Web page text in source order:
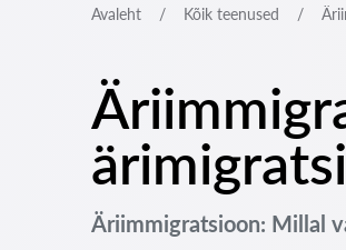
Avaleht Kõik teenused
Äriimmigratsioon: Millal